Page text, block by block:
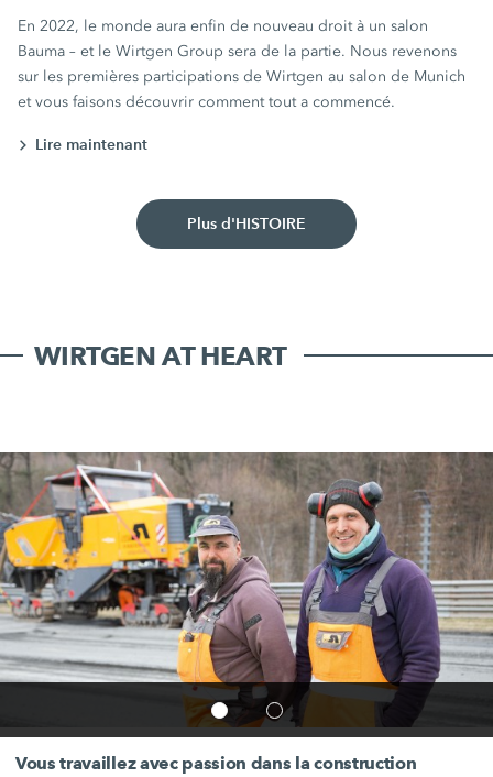
En 2022, le monde aura enfin de nouveau droit à un salon
Bauma – et le Wirtgen Group sera de la partie. Nous revenons
sur les premières participations de Wirtgen au salon de Munich
et vous faisons découvrir comment tout a commencé.
Lire maintenant
Plus d'HISTOIRE
WIRTGEN AT HEART
Vous travaillez avec passion dans la construction